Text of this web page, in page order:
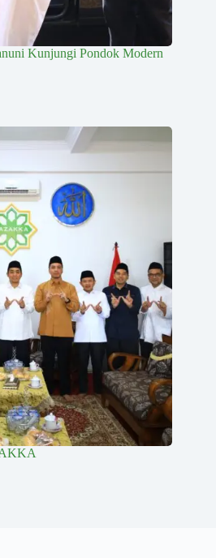
Kunjungi Pondok Modern